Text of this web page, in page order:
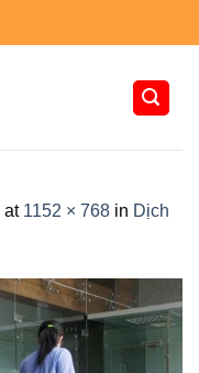
at 1152 × 768 in Dịch